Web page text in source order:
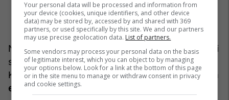
Në këto raste, fekondimi in vitro shpesh rezulton i
suksesshëm, edhe pse shkaku mbetet i panjohur.
Kjo tregon se, pavarësisht përparimeve,mjekësia
ende nuk i ka të gjitha përgjigjet
Your personal data will be processed and information from
your device (cookies, unique identifiers, and other device
data) may be stored by, accessed by and shared with 369
partners, or used specifically by this site. We and our partners
may use precise geolocation data. List of partners.
Some vendors may process your personal data on the basis
of legitimate interest, which you can object to by managing
your options below. Look for a link at the bottom of this page
or in the site menu to manage or withdraw consent in privacy
and cookie settings.